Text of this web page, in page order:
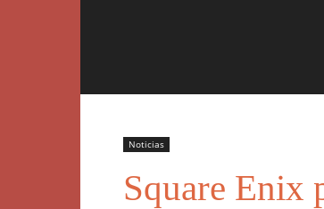
Noticias
Square Enix